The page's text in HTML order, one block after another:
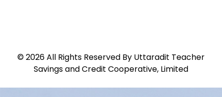
©2026All Rights Reserved By Uttaradit Teacher
Savings and Credit Cooperative, Limited